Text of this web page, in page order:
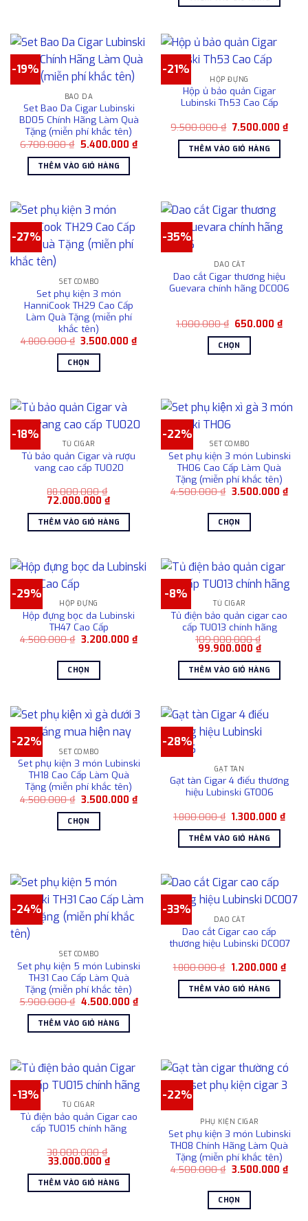
trang
sản
phẩm
nhiều
biến
thể.
Các
tùy
chọn
có
thể
chọn
sản
phẩm
-19%
BAO DA
Set Bao Da Cigar Lubinski
BD05 Chính Hãng Làm Quà
Tặng (miễn phí khắc tên)
6.700.000₫ Giá
là:
6.700.000 ₫.
5.400.000 ₫Giá
hiện
THÊM VÀO GIỎ HÀNG
-21%
HỘP ĐỰNG
Hộp ủ bảo quản Cigar
Lubinski Th53 Cao Cấp
9.500.000₫ Giá
là:
9.500.000 ₫.
7.500.000 ₫Giá
hiện
THÊM VÀO GIỎ HÀNG
-27%
SET COMBO
Set phụ kiện 3 món
HanniCook TH29 Cao Cấp
Làm Quà Tặng (miễn phí
khắc tên)
4.800.000₫ Giá
là:
4.800.000 ₫.
3.500.000₫Giá
hiện
CHỌN
này
có
biến
thể.
tùy
chọn
có
chọn
trên
sản
phẩm
-35%
DAO CẮT
Dao cắt Cigar thương hiệu
Guevara chính hãng DC006
1.000.000₫ Giá
là:
1.000.000 ₫.
650.000₫Giá
hiện
CHỌN
có
nhiều
thể.
Các
tùy
chọn
thể
được
trên
trang
sản
phẩm
-18%
TỦ CIGAR
Tủ bảo quản Cigar và rượu
vang cao cấp TU020
88.000.000₫
Giá
là:
88.000.000 ₫.
72.000.000 ₫Giá
hiện
tại
là:
72.000.000 ₫.
THÊM VÀO GIỎ HÀNG
-22%
SET COMBO
Set phụ kiện 3 món Lubinski
TH06 Cao Cấp Làm Quà
Tặng (miễn phí khắc tên)
4.500.000₫ Giá
4.500.000 ₫.
3.500.000 ₫Giá
hiện
CHỌN
này
có
biến
thể.
Các
tùy
chọn
có
được
chọn
trên
sản
phẩm
-29%
HỘP ĐỰNG
Hộp đựng bọc da Lubinski
TH47 Cao Cấp
4.500.000₫ Giá
4.500.000 ₫.
3.200.000 ₫Giá
3.200.000 ₫.
CHỌN
này
có
biến
thể.
Các
tùy
chọn
có
trên
trang
sản
-8%
TỦ CIGAR
Tủ điện bảo quản cigar cao
cấp TU013 chính hãng
109.000.000₫
Giá
là:
109.000.000 ₫.
99.900.000 ₫Giá
tại
là:
THÊM VÀO GIỎ HÀNG
-22%
SET COMBO
Set phụ kiện 3 món Lubinski
TH18 Cao Cấp Làm Quà
Tặng (miễn phí khắc tên)
4.500.000₫ Giá
là:
4.500.000 ₫.
3.500.000 ₫Giá
hiện
3.500.000 ₫.
CHỌN
có
nhiều
biến
thể.
tùy
chọn
có
thể
chọn
sản
phẩm
-28%
GẠT TÀN
Gạt tàn Cigar 4 điếu thương
hiệu Lubinski GT006
1.800.000₫ Giá
là:
1.800.000 ₫.
1.300.000₫Giá
hiện
THÊM VÀO GIỎ HÀNG
-24%
SET COMBO
Set phụ kiện 5 món Lubinski
TH31 Cao Cấp Làm Quà
Tặng (miễn phí khắc tên)
5.900.000₫ Giá
là:
5.900.000 ₫.
4.500.000 ₫Giá
hiện
THÊM VÀO GIỎ HÀNG
-33%
DAO CẮT
Dao cắt Cigar cao cấp
thương hiệu Lubinski DC007
1.800.000₫ Giá
là:
1.800.000 ₫.
1.200.000 ₫Giá
hiện
THÊM VÀO GIỎ HÀNG
-13%
TỦ CIGAR
Tủ điện bảo quản Cigar cao
cấp TU015 chính hãng
38.000.000₫
Giá
là:
38.000.000 ₫.
33.000.000 ₫Giá
tại
là:
THÊM VÀO GIỎ HÀNG
-22%
PHỤ KIỆN CIGAR
Set phụ kiện 3 món Lubinski
TH08 Chính Hãng Làm Quà
Tặng (miễn phí khắc tên)
4.500.000₫ Giá
4.500.000 ₫.
3.500.000 ₫Giá
CHỌN